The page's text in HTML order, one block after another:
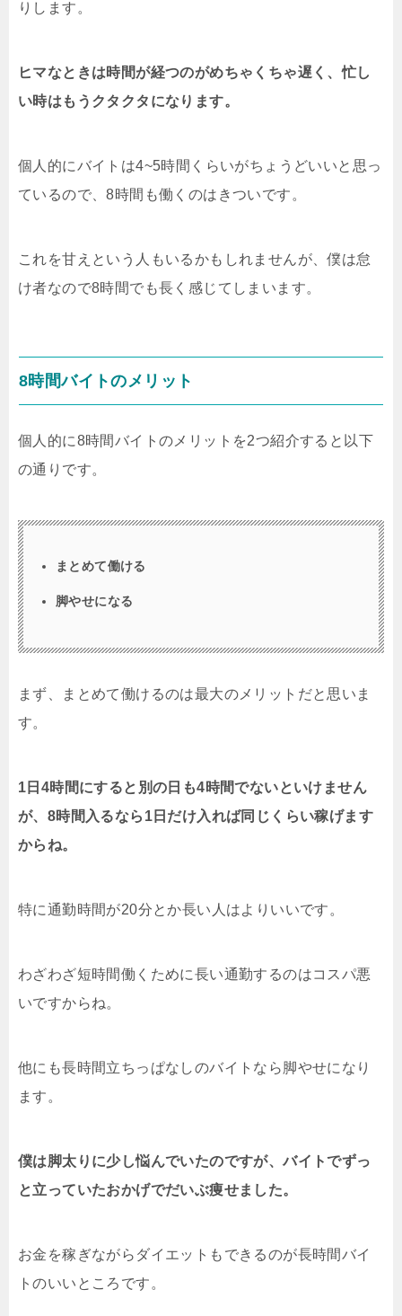
りします。
ヒマなときは時間が経つのがめちゃくちゃ遅く、忙し
い時はもうクタクタになります。
個人的にバイトは4~5時間くらいがちょうどいいと思っ
ているので、8時間も働くのはきついです。
これを甘えという人もいるかもしれませんが、僕は怠
け者なので8時間でも長く感じてしまいます。
8時間バイトのメリット
個人的に8時間バイトのメリットを2つ紹介すると以下
の通りです。
まとめて働ける
脚やせになる
まず、まとめて働けるのは最大のメリットだと思いま
す。
1日4時間にすると別の日も4時間でないといけません
が、8時間入るなら1日だけ入れば同じくらい稼げます
からね。
特に通勤時間が20分とか長い人はよりいいです。
わざわざ短時間働くために長い通勤するのはコスパ悪
いですからね。
他にも長時間立ちっぱなしのバイトなら脚やせになり
ます。
僕は脚太りに少し悩んでいたのですが、バイトでずっ
と立っていたおかげでだいぶ痩せました。
お金を稼ぎながらダイエットもできるのが長時間バイ
トのいいところです。